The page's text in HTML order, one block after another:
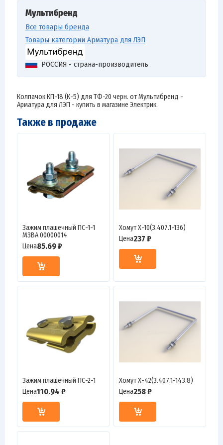
Мультибренд
Все товары бренда
Товары категории Арматура для ЛЭП
РОССИЯ - страна-производитель
Колпачок КП-18 (К-5) для ТФ-20 черн. от Мультибренд -
Арматура для ЛЭП - купить в магазине Электрик.
Также в продаже
Зажим плашечный ПС-1-1
МЗВА 00000014
Цена85.69 ₽
Хомут Х-10(3.407.1-136)
Цена237 ₽
Зажим плашечный ПС-2-1
Цена110.94 ₽
Хомут Х-42(3.407.1-143.8)
Цена258 ₽